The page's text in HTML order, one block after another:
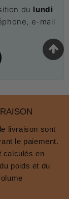
du lundi
e-mail
livraison sont
le paiement.
calculés en
poids et du